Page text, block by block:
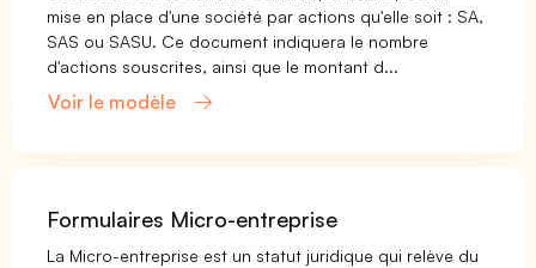
mise en place d'une société par actions qu'elle soit : SA,
SAS ou SASU. Ce document indiquera le nombre
d'actions souscrites, ainsi que le montant d...
Voir le modèle
Formulaires Micro-entreprise
La Micro-entreprise est un statut juridique qui relève du